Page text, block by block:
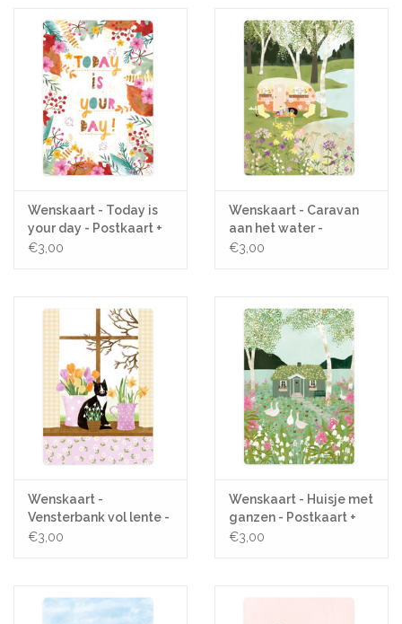
Wenskaart - Today is
your day - Postkaart +
Envelop
€3,00
Wenskaart - Caravan
aan het water -
Postkaart + Envelop
€3,00
Wenskaart -
Vensterbank vol lente -
Postkaart + Envelop
€3,00
Wenskaart - Huisje met
ganzen - Postkaart +
Envelop
€3,00